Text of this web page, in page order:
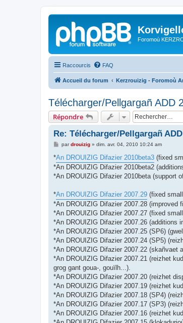
Foromoù
Raccourcis FAQ
Accueil du forum Kerzrouizig - Foromoù
Télécharger/Pellgargañ ADD
Répondre
Re: Télécharger/Pellgargañ
M
s
s
a
g
e
pardrouizig» dim. avr. 04, 2010 10:24 am
*An DROUIZIG Difazier 2010beta3 (fixed
*An DROUIZIG Difazier 2010beta2
*An DROUIZIG Difazier 2010beta (support
*An DROUIZIG Difazier 2007.29 (fixed
*An DROUIZIG Difazier 2007.28 (improved
*An DROUIZIG Difazier 2007.27 (fixed
*An DROUIZIG Difazier 2007.26 (additions
*An DROUIZIG Difazier 2007.25 (SP6)
*An DROUIZIG Difazier 2007.24 (SP5)
*An DROUIZIG Difazier 2007.22 (skañvaet
*An DROUIZIG Difazier 2007.21 (reizhet
grog gant goua-, gouïlh...).
*An DROUIZIG Difazier 2007.20 (reizhet
*An DROUIZIG Difazier 2007.19 (reizhet
*An DROUIZIG Difazier 2007.18 (SP4)
*An DROUIZIG Difazier 2007.17 (SP3)
*An DROUIZIG Difazier 2007.16 (reizhet